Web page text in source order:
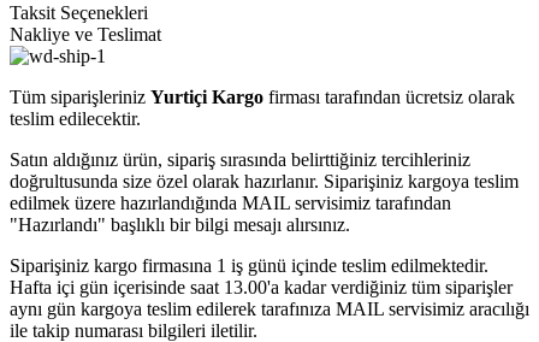
Taksit Seçenekleri
Nakliye ve Teslimat
Tüm siparişleriniz Yurtiçi Kargo firması tarafından ücretsiz olarak
teslim edilecektir.
Satın aldığınız ürün, sipariş sırasında belirttiğiniz tercihleriniz
doğrultusunda size özel olarak hazırlanır. Siparişiniz kargoya teslim
edilmek üzere hazırlandığında MAIL servisimiz tarafından
"Hazırlandı" başlıklı bir bilgi mesajı alırsınız.
Siparişiniz kargo firmasına 1 iş günü içinde teslim edilmektedir.
Hafta içi gün içerisinde saat 13.00'a kadar verdiğiniz tüm siparişler
aynı gün kargoya teslim edilerek tarafınıza MAIL servisimiz aracılığı
ile takip numarası bilgileri iletilir.